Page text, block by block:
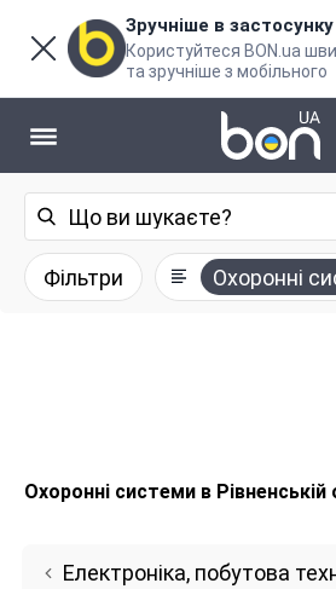
Зручніше в застосунку
Користуйтеся BON.ua
та зручніше з мобільного
Фільтри Охоронні
Охоронні системи в Рівненській
Електроніка, побутова